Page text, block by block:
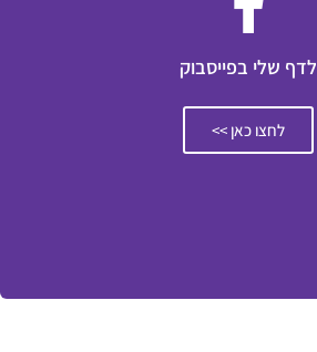
לדף שלי בפייסבוק
לחצו כאן >>